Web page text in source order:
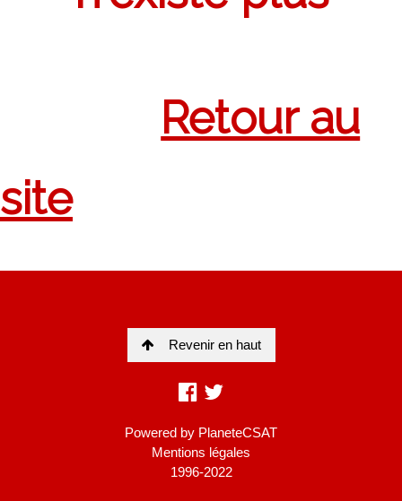
Revenir en haut
Powered by PlaneteCSAT
Mentions légales
1996-2022